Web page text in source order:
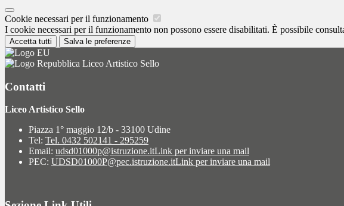
Cookie necessari per il funzionamento
I cookie necessari per il funzionamento non possono essere disabilitati. È possibile
Accetta tutti Salva le preferenze
Liceo Artistico Sello
Contatti
Liceo Artistico Sello
Piazza 1° maggio 12/b - 33100 Udine
Tel: Tel. 0432 502141 - 295259
Email: udsd01000p@istruzione.itLink per inviare una mail
PEC: UDSD01000P@pec.istruzione.itLink per inviare una mail